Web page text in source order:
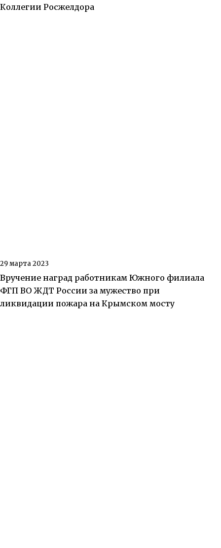
Коллегии Росжелдора
29 марта 2023
Вручение наград работникам Южного филиала
ФГП ВО ЖДТ России за мужество при
ликвидации пожара на Крымском мосту